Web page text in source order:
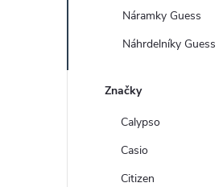
Náramky Guess
Náhrdelníky Guess
Značky
Calypso
Casio
Citizen